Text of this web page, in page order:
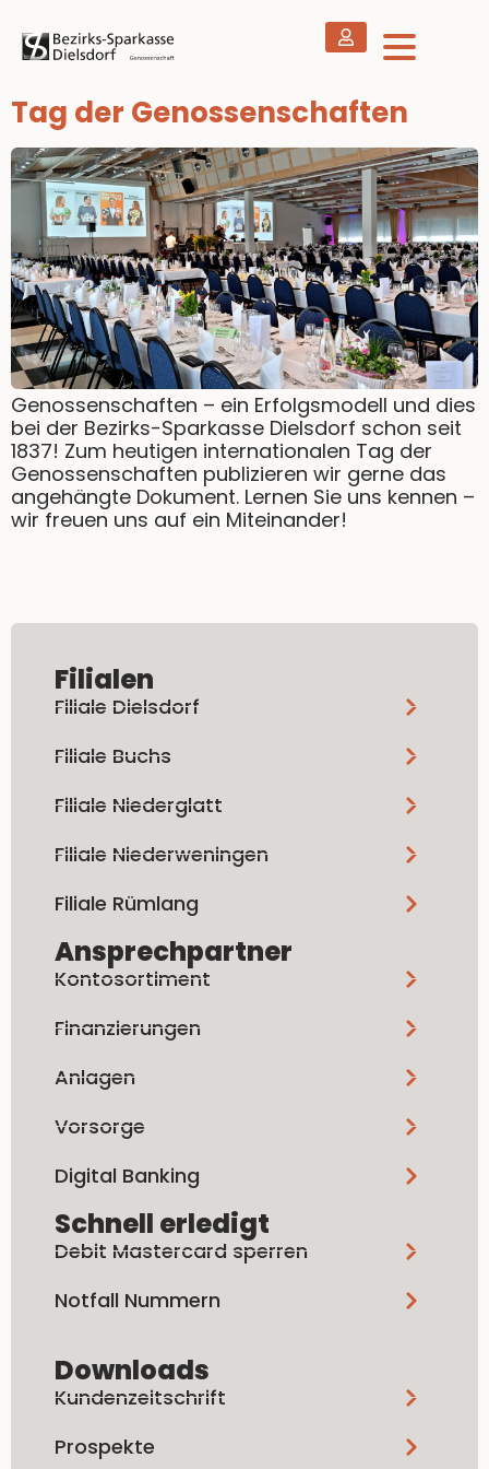
Tag der Genossenschaften
Genossenschaften – ein Erfolgsmodell und dies
bei der Bezirks-Sparkasse Dielsdorf schon seit
1837! Zum heutigen internationalen Tag der
Genossenschaften publizieren wir gerne das
angehängte Dokument. Lernen Sie uns kennen –
wir freuen uns auf ein Miteinander!
Filialen
Filiale Dielsdorf
Filiale Buchs
Filiale Niederglatt
Filiale Niederweningen
Filiale Rümlang
Ansprechpartner
Kontosortiment
Finanzierungen
Anlagen
Vorsorge
Digital Banking
Schnell erledigt
Debit Mastercard sperren
Notfall Nummern
Downloads
Kundenzeitschrift
Prospekte